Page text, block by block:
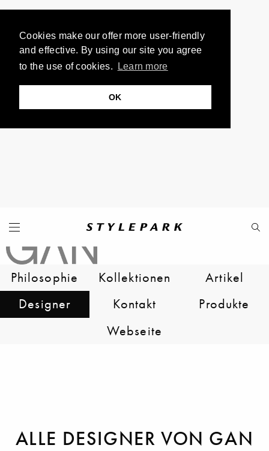
Cookies make our offer more user-friendly
and effective. By using our site you agree
to the use of cookies.
Learn more
OK
Philosophie Kollektionen
Artikel
Designer
Kontakt
Produkte
Webseite
ALLE DESIGNER VON GAN